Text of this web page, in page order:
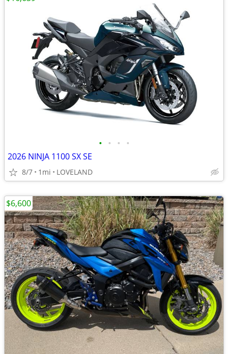
• • • •
2026 NINJA 1100 SX SE
8/7 1mi LOVELAND
$6,600